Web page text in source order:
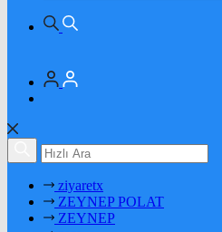
ziyaretx
ZEYNEP POLAT
ZEYNEP